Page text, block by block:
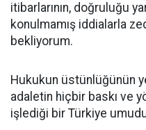
itibarlarının, doğruluğu
konulmamış iddialarla
bekliyorum.
Hukukun üstünlüğünün
adaletin hiçbir baskı ve
işlediği bir Türkiye